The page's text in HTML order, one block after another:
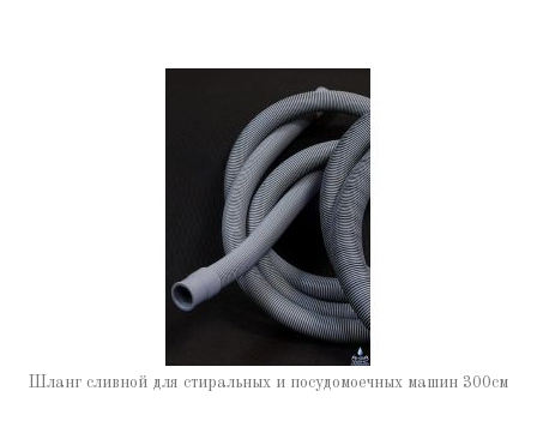
Шланг сливной для стиральных и посудомоечных машин 300см